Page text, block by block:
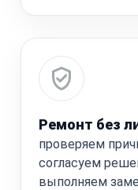
Ремонт без
проверяем
согласуем
выполняем